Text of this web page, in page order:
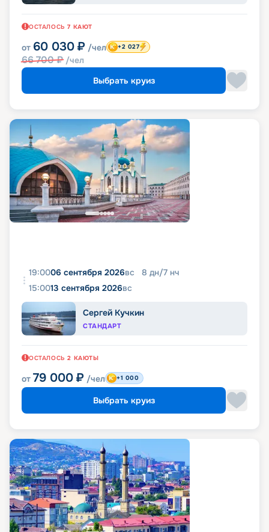
ОСТАЛОСЬ 7 КАЮТ
от 60 030 ₽ /чел
66 700₽ /чел
+2 027
Выбрать круиз
19:0006 сентября 2026вс 8 дн/7 нч
15:0013 сентября 2026вс
Сергей Кучкин
СТАНДАРТ
ОСТАЛОСЬ 2 КАЮТЫ
от 79 000 ₽ /чел +1 000
Выбрать круиз